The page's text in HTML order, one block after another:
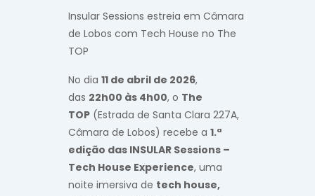
Insular Sessions estreia em Câmara
de Lobos com Tech House no The
TOP
No dia 11 de abril de 2026,
das 22h00 às 4h00, o The
TOP (Estrada de Santa Clara 227A,
Câmara de Lobos) recebe a 1.ª
edição das INSULAR Sessions –
Tech House Experience, uma
noite imersiva de tech house,